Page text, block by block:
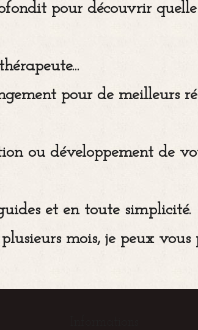
pour découvrir
pour de meilleurs
ou développement de
et en toute simplicité.
mois, je peux vous